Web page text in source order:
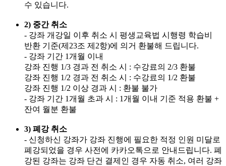
수 있습니다.
2) 중간 취소
- 강좌 개강일 이후 취소 시 평생교육법 시행령 학습비
반환 기준(제23조 제2항)에 의거 환불해 드립니다.
- 강좌 기간 1개월 이내
강좌 진행 1/3 경과 전 취소 시 : 수강료의 2/3 환불
강좌 진행 1/2 경과 전 취소 시 : 수강료의 1/2 환불
강좌 진행 1/2 이상 경과 시 : 환불 불가
- 강좌 기간 1개월 초과 시 : 1개월 이내 기준 적용 환불 +
잔여 월분 환불
3) 폐강 취소
- 신청하신 강좌가 강좌 진행에 필요한 적정 인원 미달로
폐강되었을 경우 사전에 카카오톡으로 안내드립니다. 폐
강된 강좌는 강좌 단건 결제인 경우 자동 취소, 여러 강좌